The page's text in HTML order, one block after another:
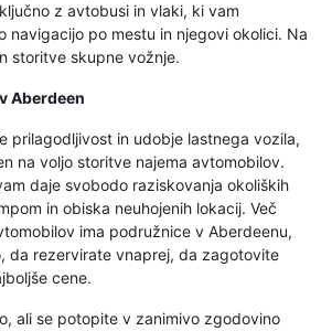
z avtobusi in vlaki, ki vam
navigacijo po mestu in njegovi okolici. Na
storitve skupne vožnje.
Aberdeen
prilagodljivost in udobje lastnega vozila,
na voljo storitve najema avtomobilov.
daje svobodo raziskovanja okoliških
in obiska neuhojenih lokacij. Več
ima podružnice v Aberdeenu,
da rezervirate vnaprej, da zagotovite
cene.
ali se potopite v zanimivo zgodovino